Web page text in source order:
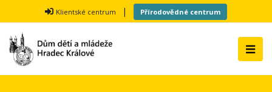
Klientské centrum | Přírodovědné centrum